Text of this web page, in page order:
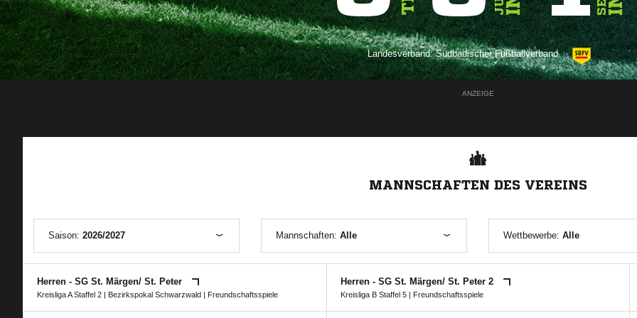
Landesverband:Südbadischer Fußballverband
ANZEIGE
MANNSCHAFTEN DES VEREINS
Saison: 2026/2027 Mannschaften: Alle Wettbewerbe: Alle
Herren - SG St. Märgen/​ St. Peter
Kreisliga A Staffel 2 | Bezirkspokal Schwarzwald | Freundschaftsspiele
Herren - SG St. Märgen/​ St. Peter 2
Kreisliga B Staffel 5| Freundschaftsspiele